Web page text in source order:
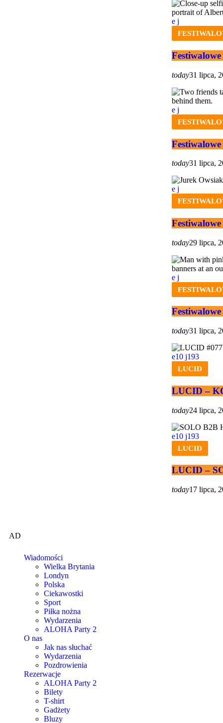
today31 lipca,
today31 lipca,
today29 lipca,
today31 lipca,
10 193
LUCID
LUCID –
today24 lipca,
10 193
LUCID
LUCID –
today17 lipca,
AD
Wiadomości
Wielka Brytania
Londyn
Polska
Ciekawostki
Sport
Piłka nożna
Wydarzenia
ALOHA Party 2
O nas
Jak nas słuchać
Wydarzenia
Pozdrowienia
Rezerwacje
ALOHA Party 2
Bilety
T-shirt
Gadżety
Bluzy